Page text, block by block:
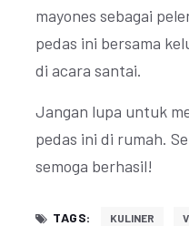
mayones sebagai
pedas ini bersama
di acara santai.
Jangan lupa untuk
pedas ini di rumah.
semoga berhasil!
TAGS: KULINER